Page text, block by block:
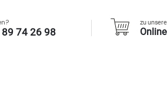
74 26 98
zu